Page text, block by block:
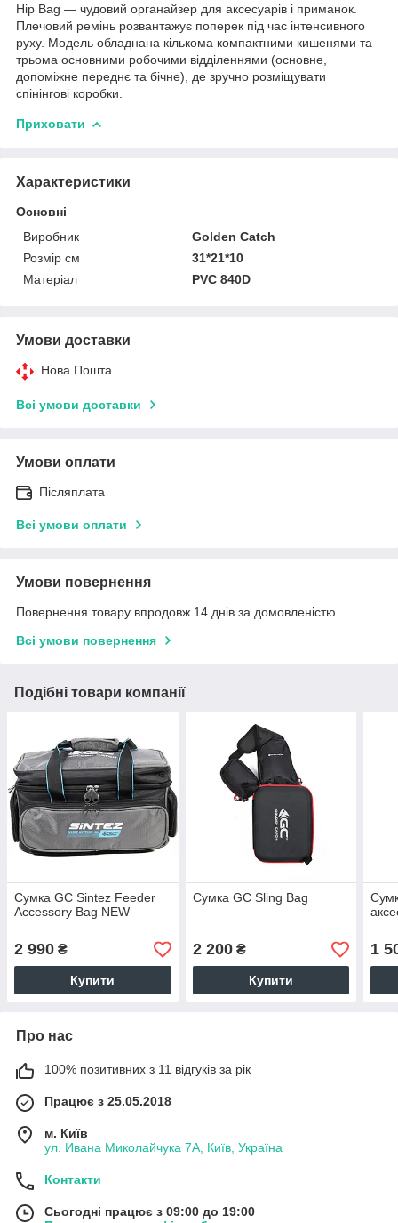
Hip Bag — чудовий органайзер для аксесуарів і приманок.
Плечовий ремінь розвантажує поперек під час інтенсивного
руху. Модель обладнана кількома компактними кишенями та
трьома основними робочими відділеннями (основне,
допоміжне переднє та бічне), де зручно розміщувати
спінінгові коробки.
Приховати
Характеристики
Основні
Виробник
Golden Catch
Розмір см
31*21*10
Матеріал
PVC 840D
Умови доставки
Нова Пошта
Всі умови доставки
Умови оплати
Післяплата
Всі умови оплати
Умови повернення
Повернення товару впродовж 14 днів за домовленістю
Всі умови повернення
Подібні товари компанії
Сумка GC Sintez Feeder
Accessory Bag NEW
2 990 ₴
Купити
Сумка GC Sling Bag
2 200₴
Купити
1
Про нас
100% позитивних з 11 відгуків за рік
Працює з 25.05.2018
м. Київ
ул. Ивана Миколайчука 7А, Київ, Україна
Контакти
Сьогодні працює з 09:00 до 19:00